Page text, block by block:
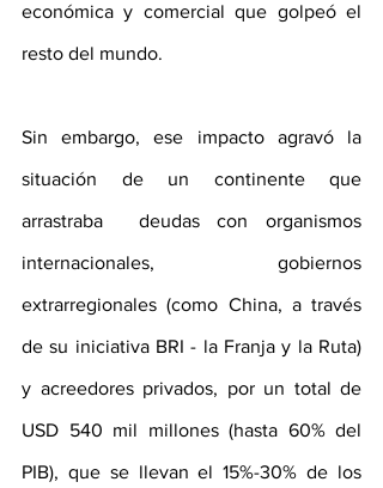
económica y comercial que golpeó el
resto del mundo.
Sin embargo, ese impacto agravó la
situación de un continente que
arrastraba  deudas con organismos
internacionales, gobiernos
extrarregionales (como China, a través
de su iniciativa BRI - la Franja y la Ruta)
y acreedores privados, por un total de
USD 540 mil millones (hasta 60% del
PIB), que se llevan el 15%-30% de los